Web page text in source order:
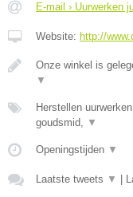
E-mail › Uurwerken
Website: http://
Onze winkel is
▼
Herstellen
goudsmid, ▼
Openingstijden ▼
Laatste tweets ▼